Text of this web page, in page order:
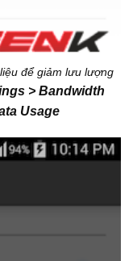
để giảm lưu lượng
> Bandwidth
Usage